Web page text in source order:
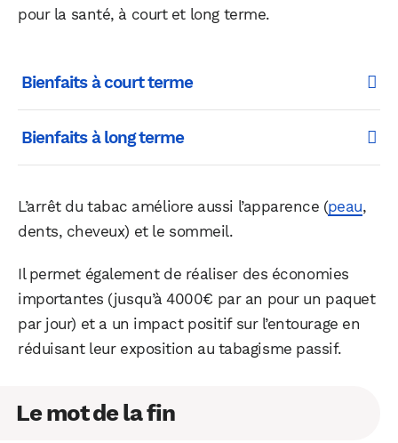
pour la santé, à court et long terme.
Bienfaits à court terme
Bienfaits à long terme
L’arrêt du tabac améliore aussi l’apparence (peau,
dents, cheveux) et le sommeil.
Il permet également de réaliser des économies
importantes (jusqu’à 4000€ par an pour un paquet
par jour) et a un impact positif sur l’entourage en
réduisant leur exposition au tabagisme passif.
Le mot de la fin